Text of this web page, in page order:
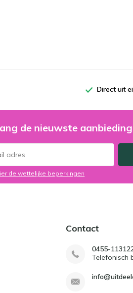
Direct uit
de nieuwste
de wettelijke beperkingen
Contact
0455-
Telefonisch